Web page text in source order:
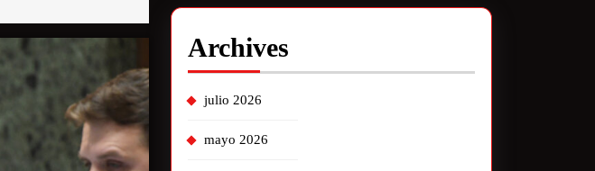
Archives
julio 2026
mayo 2026